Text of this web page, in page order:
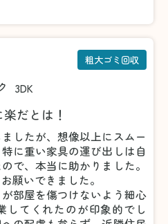
3DK
粗大ゴミ回収
だとは！
したが、想像以上にスムー
に重い家具の運び出しは自
で、本当に助かりました。
願いできました。
部屋を傷つけないよう細心
してくれたのが印象的でし